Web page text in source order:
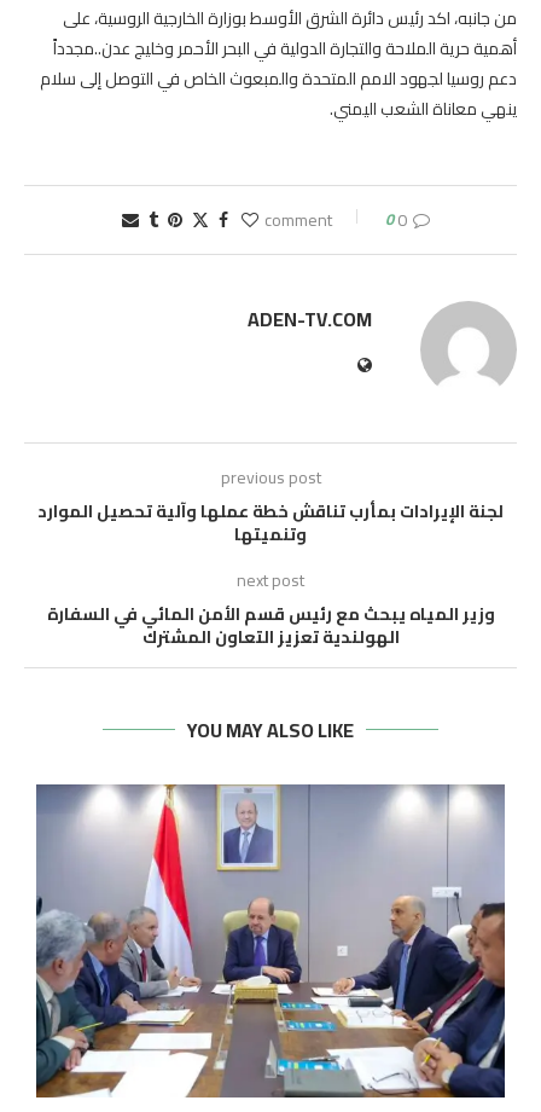
من جانبه، اكد رئيس دائرة الشرق الأوسط بوزارة الخارجية الروسية، على
أهمية حرية الملاحة والتجارة الدولية في البحر الأحمر وخليج عدن..مجدداً
دعم روسيا لجهود الامم المتحدة والمبعوث الخاص في التوصل إلى سلام
ينهي معاناة الشعب اليمني.
0 comment
0
ADEN-TV.COM
previous post
لجنة الإيرادات بمأرب تناقش خطة عملها وآلية تحصيل الموارد
وتنميتها
next post
وزير المياه يبحث مع رئيس قسم الأمن المائي في السفارة
الهولندية تعزيز التعاون المشترك
YOU MAY ALSO LIKE